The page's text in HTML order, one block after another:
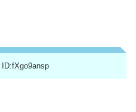
ID:fXgo9ansp